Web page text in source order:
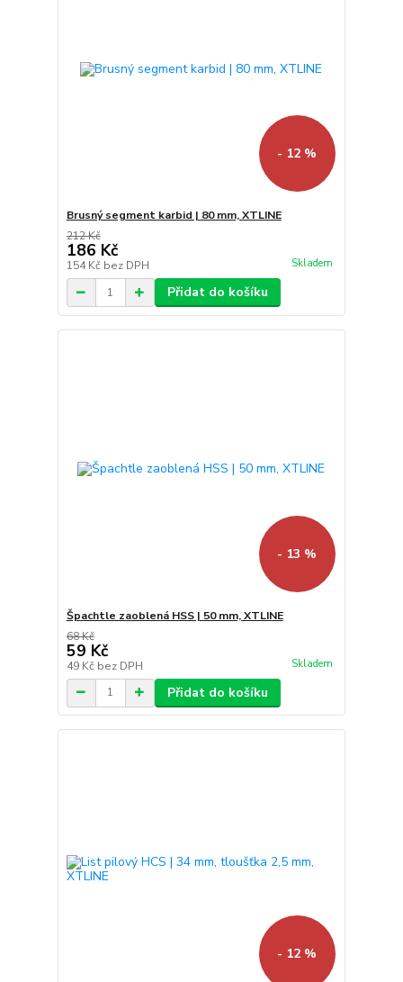
- 12 %
Brusný segment karbid | 80 mm, XTLINE
212 Kč
186 Kč
154 Kč bez DPH Skladem
Přidat do košíku
- 13 %
Špachtle zaoblená HSS | 50 mm, XTLINE
68 Kč
59 Kč
49 Kč bez DPH Skladem
Přidat do košíku
- 12 %